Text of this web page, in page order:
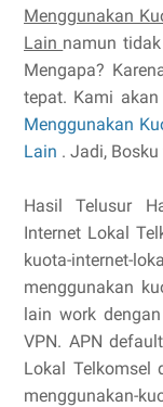
Menggunakan
Lain namun
Mengapa?
tepat. Kami
Menggunakan
Lain . Jadi,
Hasil Telusur
Internet Lokal
kuota-internet-
menggunakan
lain work
VPN. APN
Lokal Telkomsel
menggunakan-